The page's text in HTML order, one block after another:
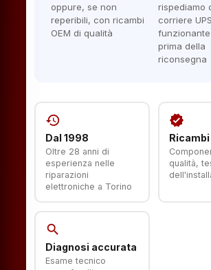
oppure, se non
reperibili, con ricambi
OEM di qualità
rispediamo
corriere
prima della
riconsegna
history
Dal 1998
Oltre 28 anni di
esperienza nelle
riparazioni
elettroniche a Torino
verified
qualità,
search
Diagnosi accurata
Esame tecnico